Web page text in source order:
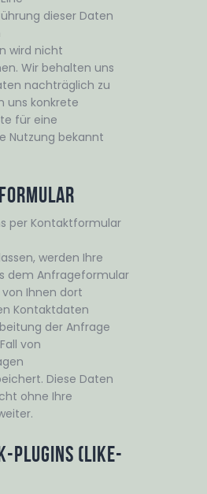
dieser Daten
wird nicht
Wir behalten uns
nachträglich zu
uns konkrete
für eine
Nutzung bekannt
per Kontaktformular
werden Ihre
dem Anfrageformular
Ihnen dort
Kontaktdaten
der Anfrage
von
Diese Daten
ohne Ihre
Plugins (Like-